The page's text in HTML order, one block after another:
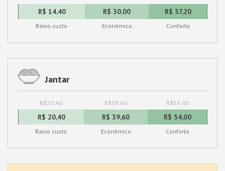
R$ 14,40 R$ 30,00 R$ 37,20
Baixo custo Econômico Conforto
Jantar
R$20.40 R$39.60 R$54.00
R$ 20,40 R$ 39,60 R$ 54,00
Baixo custo Econômico Conforto